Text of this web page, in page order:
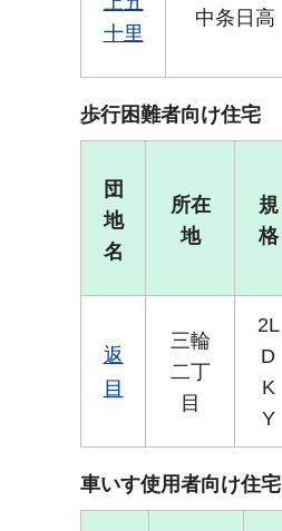
十里
中条日高
歩行困難者向け住宅
団
地
名
所在
地
規
格
返
目
三輪
二丁
目
2L
D
K
Y
車いす使用者向け住宅